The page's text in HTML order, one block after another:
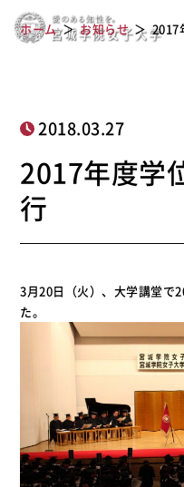
2017年度学位記
ホーム お知らせ 2017
2018.03.27
2017年度学
行
3月20日（火）、大学講堂で
た。